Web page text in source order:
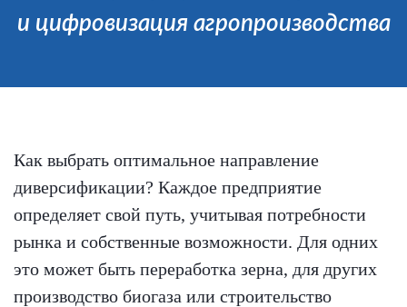
и цифровизация агропроизводства
Как выбрать оптимальное направление
диверсификации? Каждое предприятие
определяет свой путь, учитывая потребности
рынка и собственные возможности. Для одних
это может быть переработка зерна, для других
производство биогаза или строительство